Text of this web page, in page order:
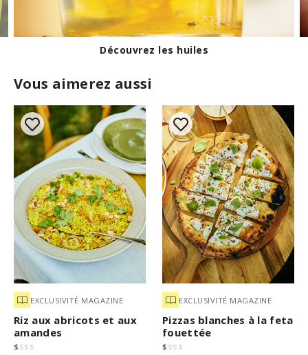
Les graines de moutarde de Cabri
Vous aimerez aussi
EXCLUSIVITÉ MAGAZINE
Riz aux abricots et aux
amandes
$ $$ $
EXCLUSIVITÉ MAGAZINE
Pizzas blanches à la feta
fouettée
$ $$ $